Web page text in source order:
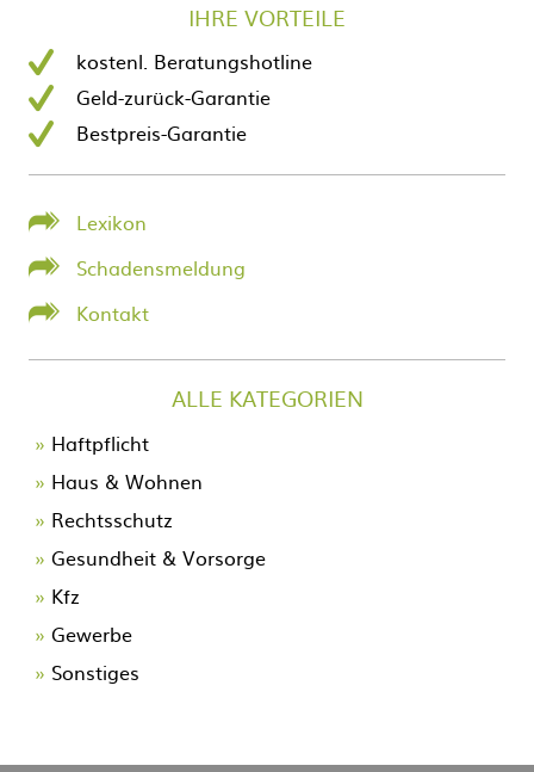
IHRE VORTEILE
kostenl. Beratungshotline
Geld-zurück-Garantie
Bestpreis-Garantie
Lexikon
Schadensmeldung
Kontakt
ALLE KATEGORIEN
Navigation
überspringen
Haftpflicht
Haus & Wohnen
Rechtsschutz
Gesundheit & Vorsorge
Kfz
Gewerbe
Sonstiges